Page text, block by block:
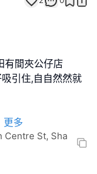
有間夾公仔店
引住,自自然然就
更多
Centre St, Sha